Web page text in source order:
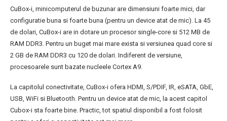
CuBox-i, minicomputerul de buzunar are dimensiuni foarte mici, dar
configuratie buna si foarte buna (pentru un device atat de mic). La 45
de dolari, CuBox-i are in dotare un procesor single-core si 512 MB de
RAM DDR3. Pentru un buget mai mare exista si versiunea quad core si
2 GB de RAM DDR3 cu 120 de dolari. Indiferent de versiune,
procesoarele sunt bazate nucleele Cortex A9.
La capitolul conectivitate, CuBox-i ofera HDMI, S/PDIF, IR, eSATA, GbE,
USB, WiFi si Bluetooth. Pentru un device atat de mic, la acest capitol
Cubox-i sta foarte bine. Practic, tot spatiul disponibil a fost folosit